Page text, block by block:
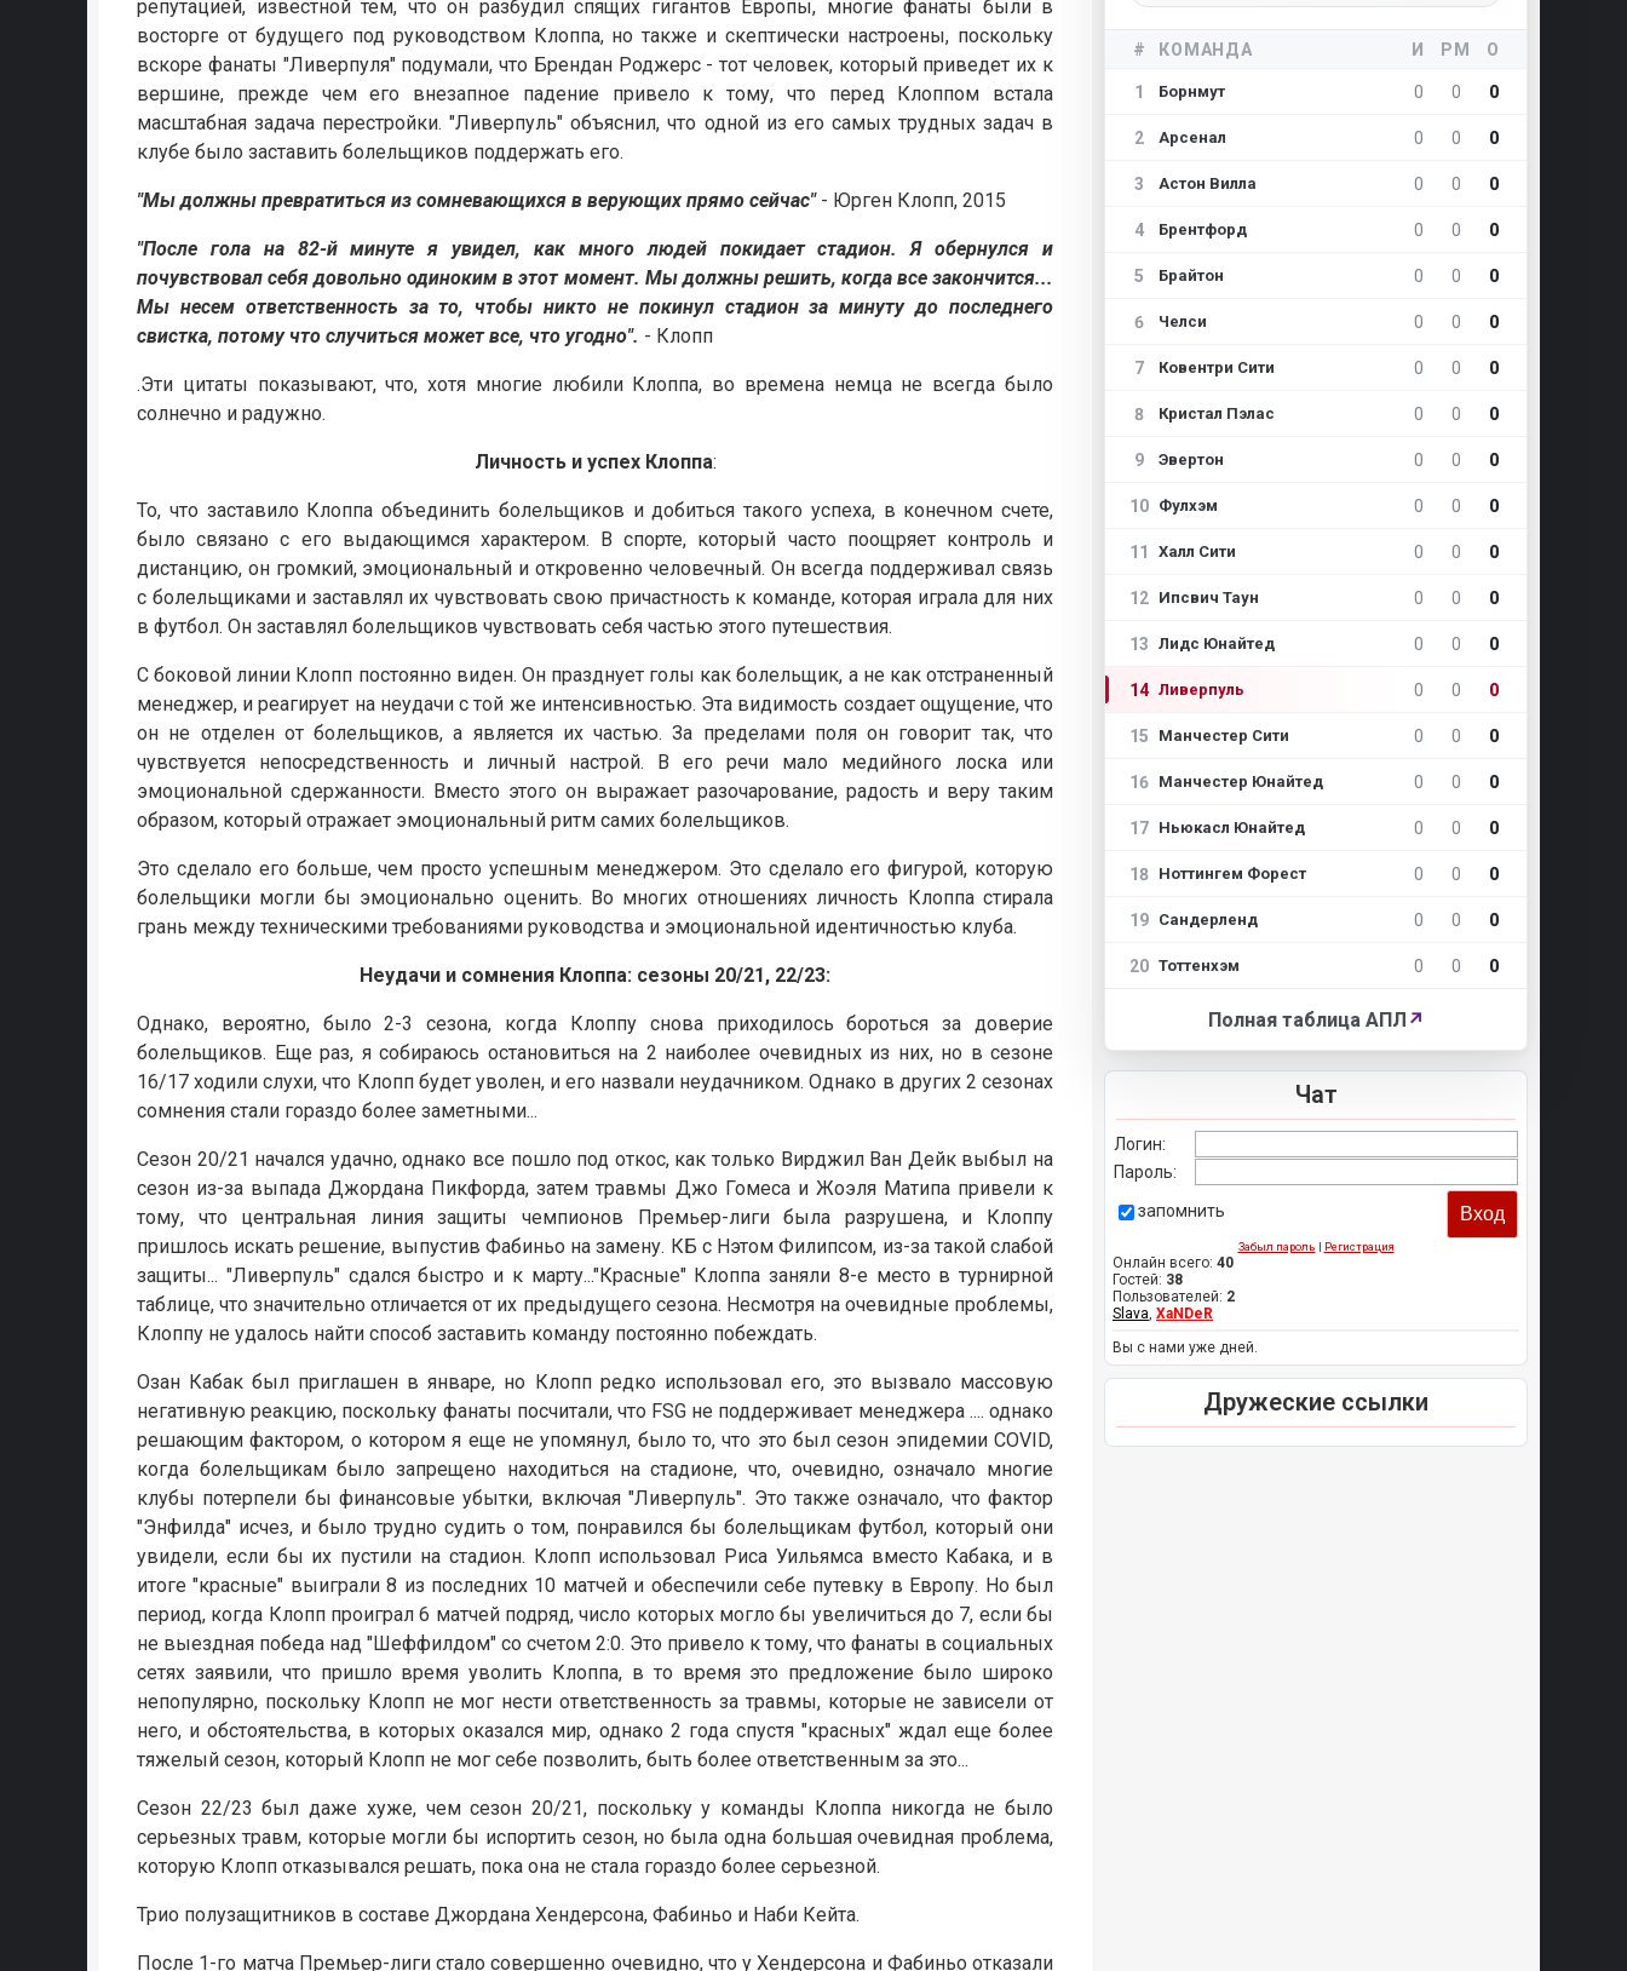
репутацией, известной тем, что он разбудил спящих гигантов Европы, многие фанаты были в
восторге от будущего под руководством Клоппа, но также и скептически настроены, поскольку
вскоре фанаты "Ливерпуля" подумали, что Брендан Роджерс - тот человек, который приведет их к
вершине, прежде чем его внезапное падение привело к тому, что перед Клоппом встала
масштабная задача перестройки. "Ливерпуль" объяснил, что одной из его самых трудных задач в
клубе было заставить болельщиков поддержать его.
"Мы должны превратиться из сомневающихся в верующих прямо сейчас"- Юрген Клопп, 2015
"После гола на 82-й минуте я увидел, как много людей покидает стадион. Я обернулся и
почувствовал себя довольно одиноким в этот момент. Мы должны решить, когда все закончится...
Мы несем ответственность за то, чтобы никто не покинул стадион за минуту до последнего
свистка, потому что случиться может все, что угодно". - Клопп
.Эти цитаты показывают, что, хотя многие любили Клоппа, во времена немца не всегда было
солнечно и радужно.
Личность и успех Клоппа:
То, что заставило Клоппа объединить болельщиков и добиться такого успеха, в конечном счете,
было связано с его выдающимся характером. В спорте, который часто поощряет контроль и
дистанцию, он громкий, эмоциональный и откровенно человечный. Он всегда поддерживал связь
с болельщиками и заставлял их чувствовать свою причастность к команде, которая играла для них
в футбол. Он заставлял болельщиков чувствовать себя частью этого путешествия.
С боковой линии Клопп постоянно виден. Он празднует голы как болельщик, а не как отстраненный
менеджер, и реагирует на неудачи с той же интенсивностью. Эта видимость создает ощущение, что
он не отделен от болельщиков, а является их частью. За пределами поля он говорит так, что
чувствуется непосредственность и личный настрой. В его речи мало медийного лоска или
эмоциональной сдержанности. Вместо этого он выражает разочарование, радость и веру таким
образом, который отражает эмоциональный ритм самих болельщиков.
Это сделало его больше, чем просто успешным менеджером. Это сделало его фигурой, которую
болельщики могли бы эмоционально оценить. Во многих отношениях личность Клоппа стирала
грань между техническими требованиями руководства и эмоциональной идентичностью клуба.
Неудачи и сомнения Клоппа: сезоны 20/21, 22/23:
Однако, вероятно, было 2-3 сезона, когда Клоппу снова приходилось бороться за доверие
болельщиков. Еще раз, я собираюсь остановиться на 2 наиболее очевидных из них, но в сезоне
16/17 ходили слухи, что Клопп будет уволен, и его назвали неудачником. Однако в других 2 сезонах
сомнения стали гораздо более заметными...
Сезон 20/21 начался удачно, однако все пошло под откос, как только Вирджил Ван Дейк выбыл на
сезон из-за выпада Джордана Пикфорда, затем травмы Джо Гомеса и Жоэля Матипа привели к
тому, что центральная линия защиты чемпионов Премьер-лиги была разрушена, и Клоппу
пришлось искать решение, выпустив Фабиньо на замену. КБ с Нэтом Филипсом, из-за такой слабой
защиты... "Ливерпуль" сдался быстро и к марту..."Красные" Клоппа заняли 8-е место в турнирной
таблице, что значительно отличается от их предыдущего сезона. Несмотря на очевидные проблемы,
Клоппу не удалось найти способ заставить команду постоянно побеждать.
Озан Кабак был приглашен в январе, но Клопп редко использовал его, это вызвало массовую
негативную реакцию, поскольку фанаты посчитали, что FSG не поддерживает менеджера .... однако
решающим фактором, о котором я еще не упомянул, было то, что это был сезон эпидемии COVID,
когда болельщикам было запрещено находиться на стадионе, что, очевидно, означало многие
клубы потерпели бы финансовые убытки, включая "Ливерпуль". Это также означало, что фактор
"Энфилда" исчез, и было трудно судить о том, понравился бы болельщикам футбол, который они
увидели, если бы их пустили на стадион. Клопп использовал Риса Уильямса вместо Кабака, и в
итоге "красные" выиграли 8 из последних 10 матчей и обеспечили себе путевку в Европу. Но был
период, когда Клопп проиграл 6 матчей подряд, число которых могло бы увеличиться до 7, если бы
не выездная победа над "Шеффилдом" со счетом 2:0. Это привело к тому, что фанаты в социальных
сетях заявили, что пришло время уволить Клоппа, в то время это предложение было широко
непопулярно, поскольку Клопп не мог нести ответственность за травмы, которые не зависели от
него, и обстоятельства, в которых оказался мир, однако 2 года спустя "красных" ждал еще более
тяжелый сезон, который Клопп не мог себе позволить, быть более ответственным за это...
Сезон 22/23 был даже хуже, чем сезон 20/21, поскольку у команды Клоппа никогда не было
серьезных травм, которые могли бы испортить сезон, но была одна большая очевидная проблема,
которую Клопп отказывался решать, пока она не стала гораздо более серьезной.
Трио полузащитников в составе Джордана Хендерсона, Фабиньо и Наби Кейта.
После 1-го матча Премьер-лиги стало совершенно очевидно, что у Хендерсона и Фабиньо отказали
# КОМАНДА И РМ О
1 Борнмут 0 0 0
2 Арсенал 0 0 0
3 Астон Вилла 0 0 0
4 Брентфорд 0 0 0
5 Брайтон 0 0 0
6 Челси 0 0 0
7 Ковентри Сити 0 0 0
8 Кристал Пэлас 0 0 0
9 Эвертон 0 0 0
10 Фулхэм 0 0 0
11 Халл Сити 0 0 0
12 Ипсвич Таун 0 0 0
13 Лидс Юнайтед 0 0 0
14 Ливерпуль 0 0 0
15 Манчестер Сити 0 0 0
16 Манчестер Юнайтед 0 0 0
17 Ньюкасл Юнайтед 0 0 0
18 Ноттингем Форест 0 0 0
19 Сандерленд 0 0 0
20 Тоттенхэм 0 0 0
Полная таблица АПЛ ↗
Чат
Логин:
Пароль:
запомнить
Забыл пароль | Регистрация
Онлайн всего: 40
Гостей: 38
Пользователей: 2
Slava, XaNDeR
Вы с нами уже дней.
Дружеские ссылки